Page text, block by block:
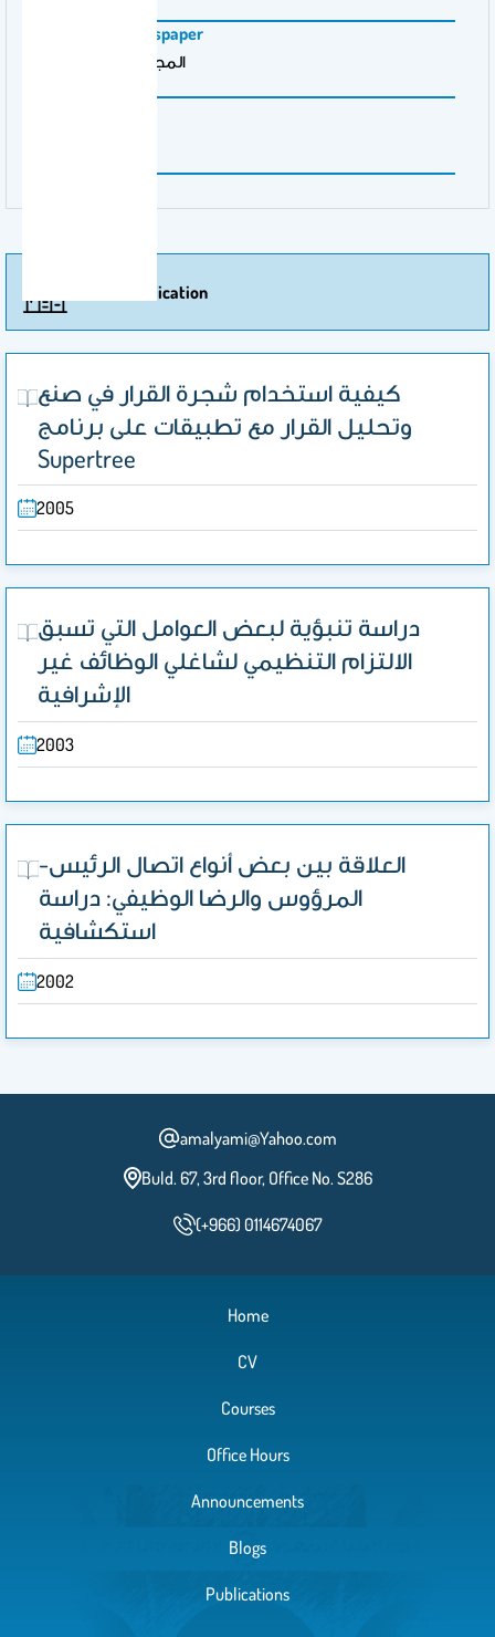
Magazine \ Newspaper
المجلة العربية للإدارة
More Of Publication
كيفية استخدام شجرة القرار في صنع
وتحليل القرار مع تطبيقات على برنامج
Supertree
2005
دراسة تنبؤية لبعض العوامل التي تسبق
الالتزام التنظيمي لشاغلي الوظائف غير
الإشرافية
2003
العلاقة بين بعض أنواع اتصال الرئيس-
المرؤوس والرضا الوظيفي: دراسة
استكشافية
2002
amalyami@Yahoo.com
Buld. 67, 3rd floor, Office No. S286
(+966) 0114674067
Home
CV
Courses
Office Hours
Announcements
Blogs
Publications